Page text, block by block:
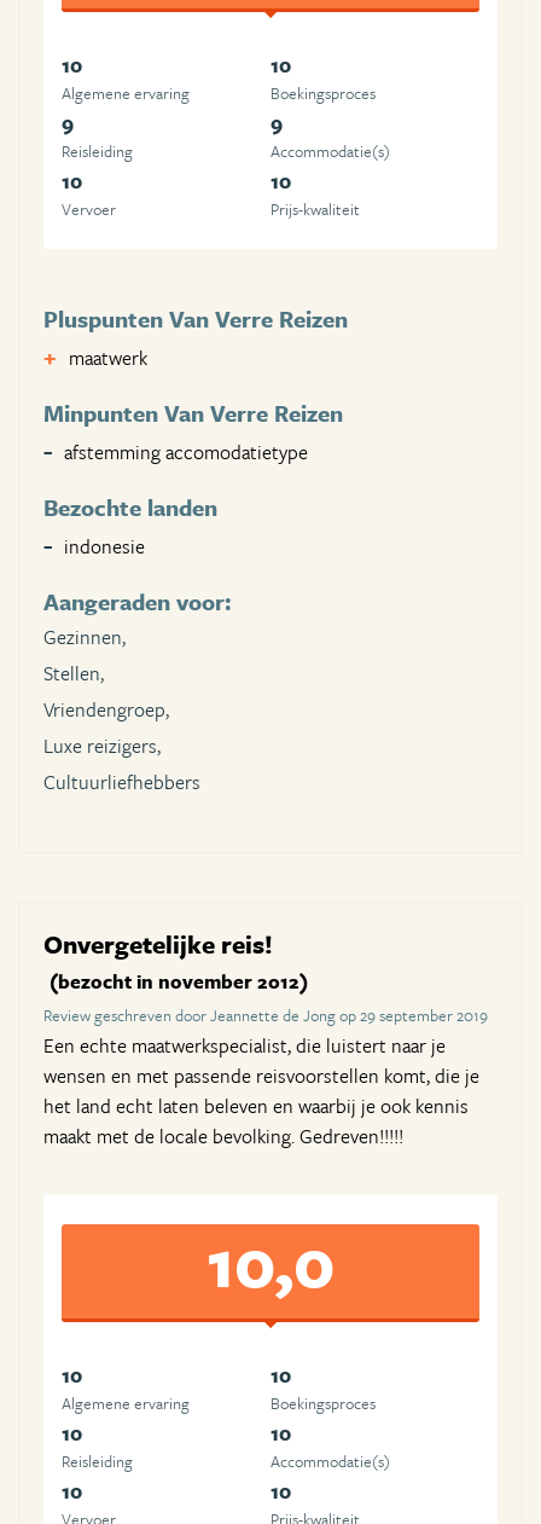
10
Algemene ervaring
10
Boekingsproces
9
Reisleiding
9
Accommodatie(s)
10
Vervoer
10
Prijs-kwaliteit
Pluspunten Van Verre Reizen
maatwerk
Minpunten Van Verre Reizen
afstemming accomodatietype
Bezochte landen
indonesie
Aangeraden voor:
Gezinnen,
Stellen,
Vriendengroep,
Luxe reizigers,
Cultuurliefhebbers
Onvergetelijke reis!
(bezocht in november 2012)
Review geschreven door Jeannette de Jong op 29 september 2019
Een echte maatwerkspecialist, die luistert naar je
wensen en met passende reisvoorstellen komt, die je
het land echt laten beleven en waarbij je ook kennis
maakt met de locale bevolking. Gedreven!!!!!
10,0
10
Algemene ervaring
10
Boekingsproces
10
Reisleiding
10
Accommodatie(s)
10
Vervoer
10
Prijs-kwaliteit